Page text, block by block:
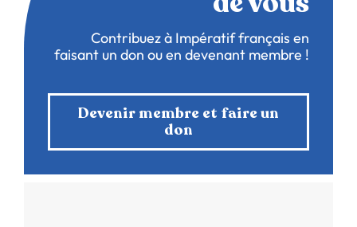
Contribuez à Impératif français en
faisant un don ou en devenant membre !
Devenir membre et faire un
don